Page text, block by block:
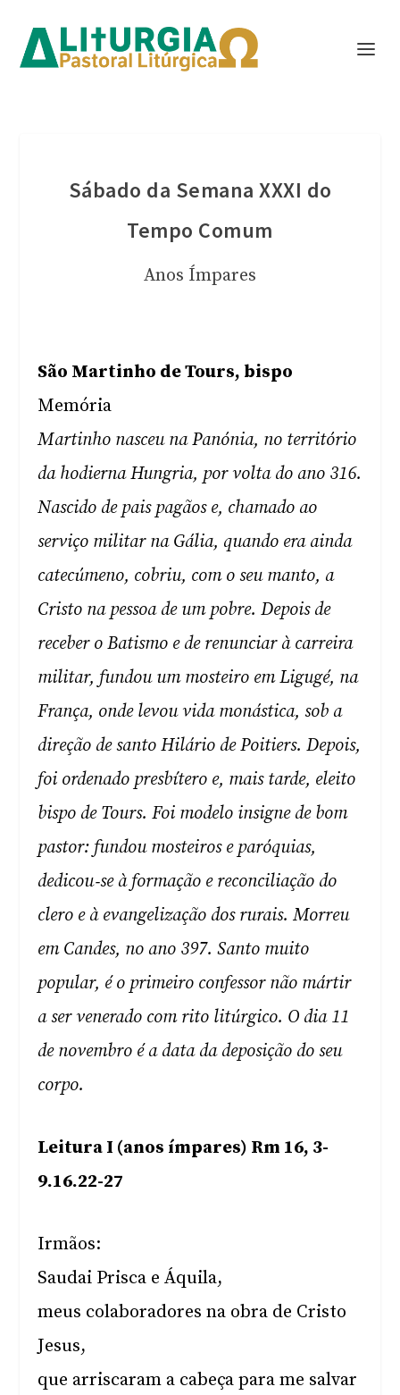
Sábado da Semana XXXI do
Tempo Comum
Anos Ímpares
São Martinho de Tours, bispo
Memória
Martinho nasceu na Panónia, no território
da hodierna Hungria, por volta do ano 316.
Nascido de pais pagãos e, chamado ao
serviço militar na Gália, quando era ainda
catecúmeno, cobriu, com o seu manto, a
Cristo na pessoa de um pobre. Depois de
receber o Batismo e de renunciar à carreira
militar, fundou um mosteiro em Ligugé, na
França, onde levou vida monástica, sob a
direção de santo Hilário de Poitiers. Depois,
foi ordenado presbítero e, mais tarde, eleito
bispo de Tours. Foi modelo insigne de bom
pastor: fundou mosteiros e paróquias,
dedicou‑se à formação e reconciliação do
clero e à evangelização dos rurais. Morreu
em Candes, no ano 397. Santo muito
popular, é o primeiro confessor não mártir
a ser venerado com rito litúrgico. O dia 11
de novembro é a data da deposição do seu
corpo.
Leitura I (anos ímpares) Rm 16, 3-
9.16.22-27
Irmãos:
Saudai Prisca e Áquila,
meus colaboradores na obra de Cristo
Jesus,
que arriscaram a cabeça para me salvar